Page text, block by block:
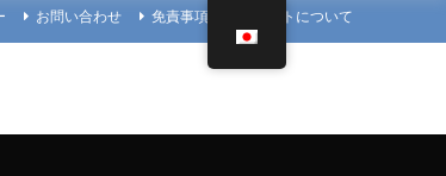
お問い合わせ 免責事項 当サイトについて